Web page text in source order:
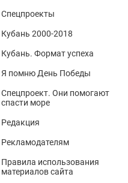
Спецпроекты
Кубань 2000-2018
Кубань. Формат успеха
Я помню День Победы
Спецпроект. Они помогают
спасти море
Редакция
Рекламодателям
Правила использования
материалов сайта